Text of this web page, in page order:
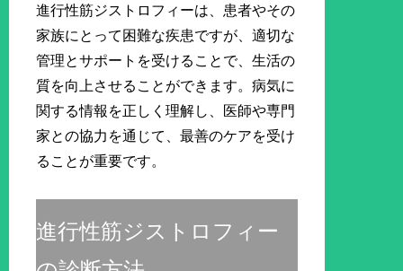
進行性筋ジストロフィーは、患者やその
家族にとって困難な疾患ですが、適切な
管理とサポートを受けることで、生活の
質を向上させることができます。病気に
関する情報を正しく理解し、医師や専門
家との協力を通じて、最善のケアを受け
ることが重要です。
進行性筋ジストロフィー